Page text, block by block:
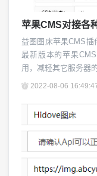
苹果CMS对接各
益图图床苹果CMS
最新版本的苹果
用，减轻其它服务器
覆盖源文件即可！后
2022-08-06